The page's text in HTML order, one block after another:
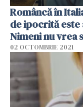
Româncă în
de ipocrită este
Nimeni nu vrea
02 OCTOMBRIE 2021